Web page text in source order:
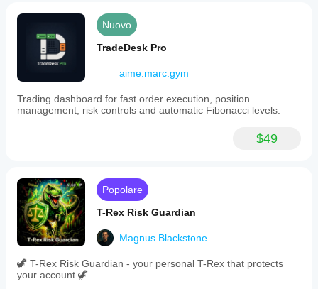
Nuovo
TradeDesk Pro
aime.marc.gym
Trading dashboard for fast order execution, position
management, risk controls and automatic Fibonacci levels.
$49
Popolare
T-Rex Risk Guardian
Magnus.Blackstone
🦖 T-Rex Risk Guardian - your personal T-Rex that protects
your account 🦖